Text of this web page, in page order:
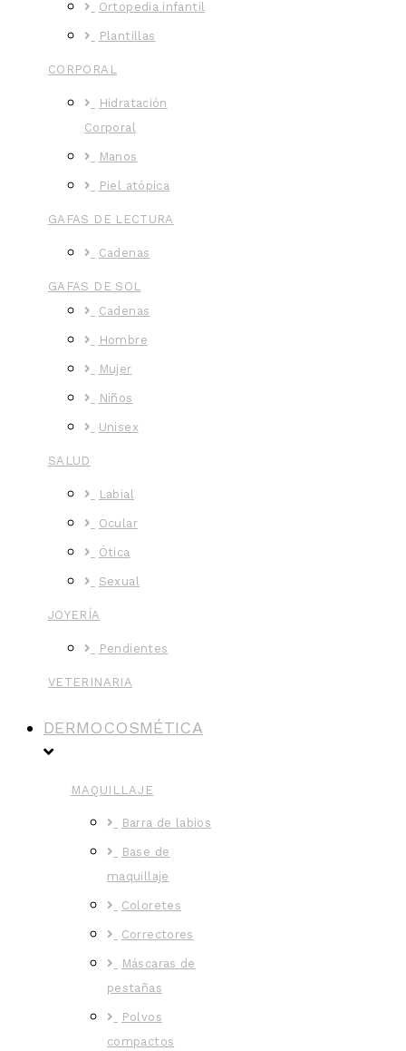
Ortopedia infantil
Plantillas
CORPORAL
Hidratación
Corporal
Manos
Piel atópica
GAFAS DE LECTURA
Cadenas
GAFAS DE SOL
Cadenas
Hombre
Mujer
Niños
Unisex
SALUD
Labial
Ocular
Ótica
Sexual
JOYERÍA
Pendientes
VETERINARIA
DERMOCOSMÉTICA
MAQUILLAJE
Barra de labios
Base de
maquillaje
Coloretes
Correctores
Máscaras de
pestañas
Polvos
compactos